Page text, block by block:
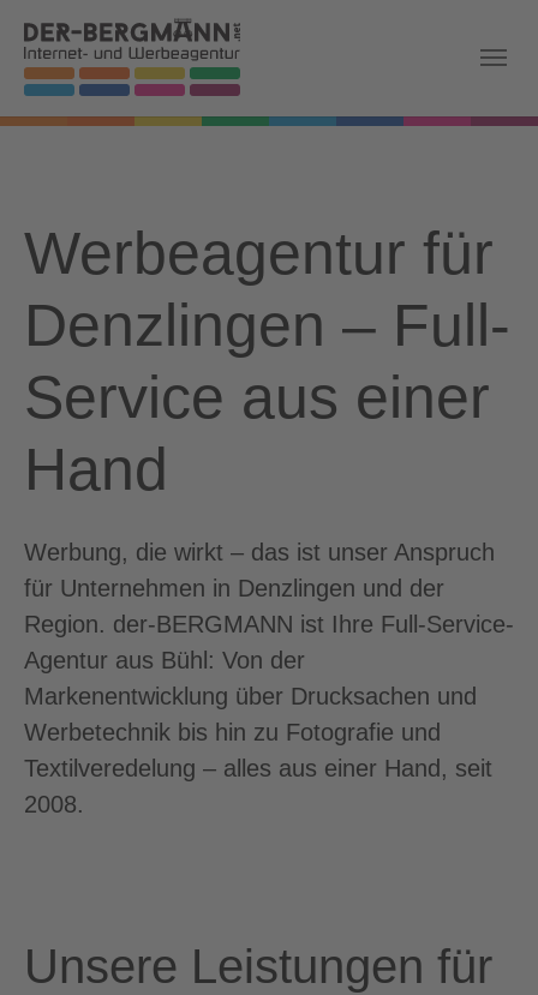
Skip to main navigation
Zum Hauptinhalt springen
Skip to page footer
Werbeagentur für
Denzlingen – Full-
Service aus einer
Hand
Werbung, die wirkt – das ist unser Anspruch
für Unternehmen in Denzlingen und der
Region. der-BERGMANN ist Ihre Full-Service-
Agentur aus Bühl: Von der
Markenentwicklung über Drucksachen und
Werbetechnik bis hin zu Fotografie und
Textilveredelung – alles aus einer Hand, seit
2008.
Unsere Leistungen für